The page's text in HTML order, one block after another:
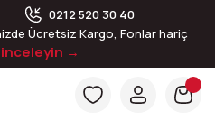
0212 520 30 40
Ücretsiz Kargo, Fonlar hariç
inceleyin →